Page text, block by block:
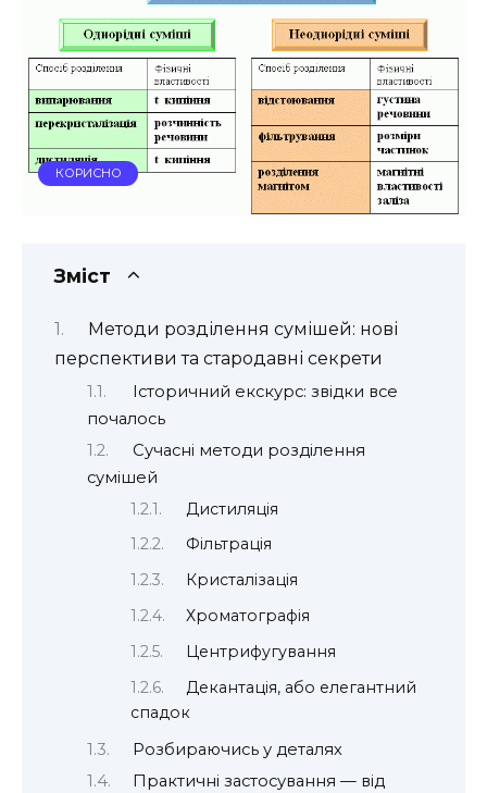
КОРИСНО
Зміст
Методи розділення сумішей: нові
перспективи та стародавні секрети
Історичний екскурс: звідки все
почалось
Сучасні методи розділення
сумішей
Дистиляція
Фільтрація
Кристалізація
Хроматографія
Центрифугування
Декантація, або елегантний
спадок
Розбираючись у деталях
Практичні застосування — від